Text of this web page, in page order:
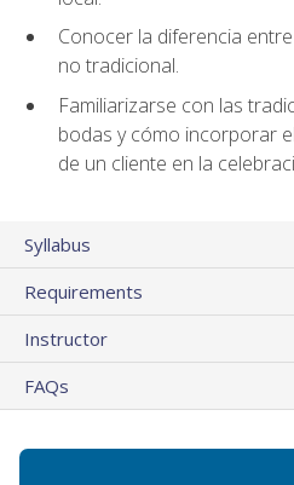
Conocer la diferencia
no tradicional.
Familiarizarse con las
bodas y cómo incorporar
de un cliente en la
Syllabus
Requirements
Instructor
FAQs